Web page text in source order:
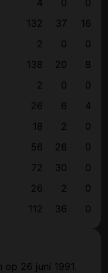
4 0
0
132 37
16
2 0
0
138 20
8
2 0
0
26 6
4
18 2
0
56 26
0
72 30
0
26 2
0
112 36 0
op 26 juni 1991.